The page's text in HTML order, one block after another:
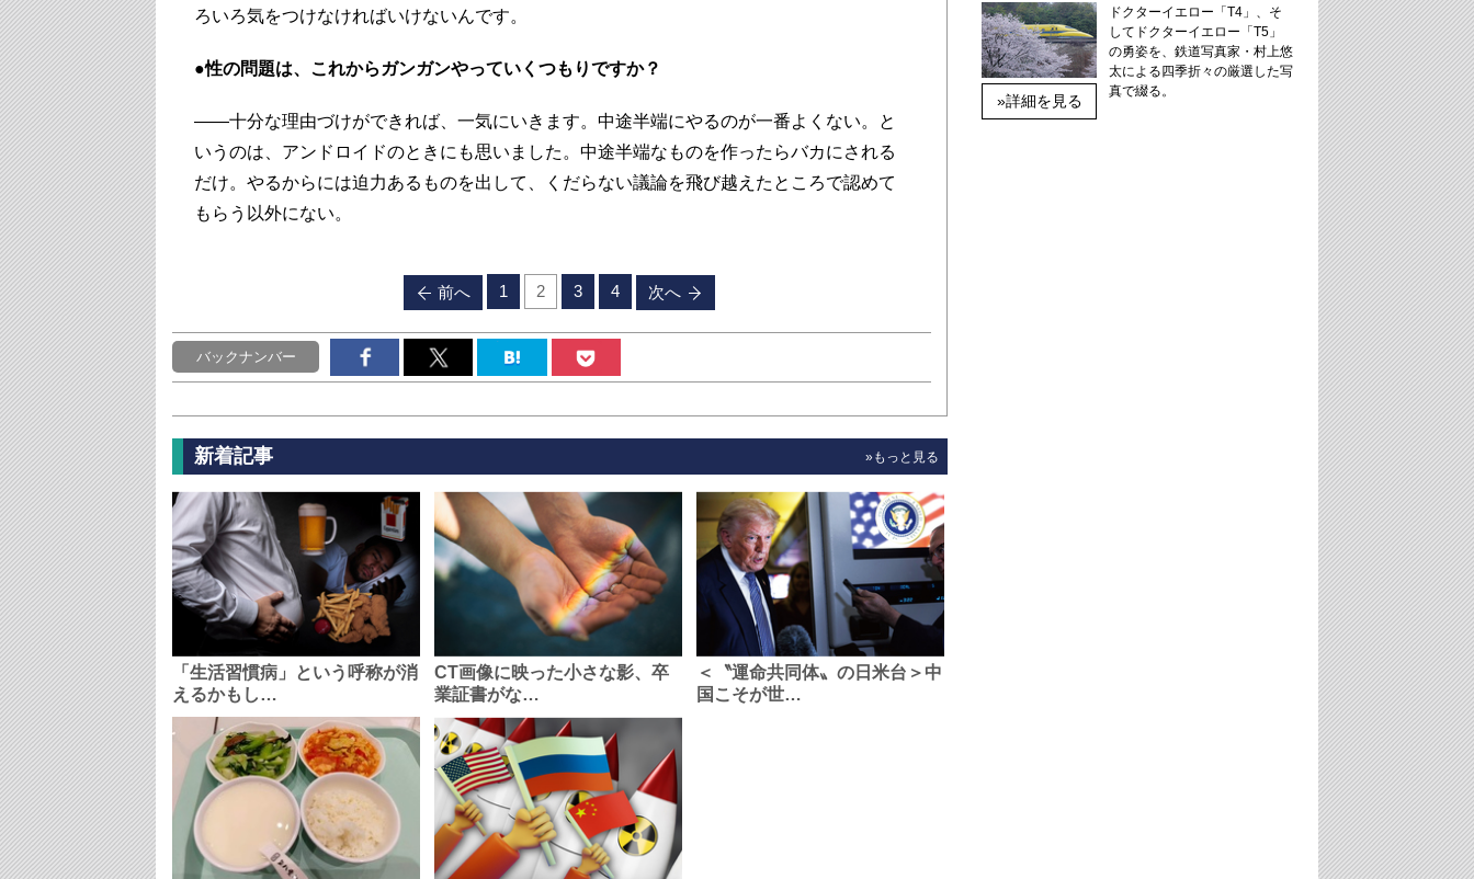
ろいろ気をつけなければいけないんです。
●性の問題は、これからガンガンやっていくつもりですか？
――十分な理由づけができれば、一気にいきます。中途半端にやるのが一番よくない。と
いうのは、アンドロイドのときにも思いました。中途半端なものを作ったらバカにされる
だけ。やるからには迫力あるものを出して、くだらない議論を飛び越えたところで認めて
もらう以外にない。
前へ 1 2 3 4 次へ
バックナンバー
新着記事 »もっと見る
「生活習慣病」という呼称が消
えるかもし…
CT画像に映った小さな影、卒
業証書がな…
＜〝運命共同体〟の日米台＞中
国こそが世…
»詳細を見る
ドクターイエロー「T4」、そ
してドクターイエロー「T5」
の勇姿を、鉄道写真家・村上悠
太による四季折々の厳選した写
真で綴る。